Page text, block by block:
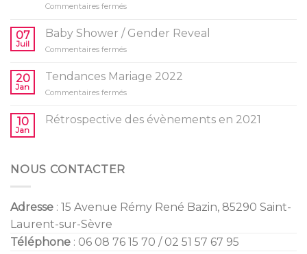
Commentaires ferméssur
idées
pour
de
07
Juil
Baby Shower / Gender Reveal
Commentaires ferméssur
Shower
Gender
20
Jan
Tendances Mariage 2022
Commentaires ferméssur
Mariage
10
Jan
Rétrospective des évènements en 2021
NOUS CONTACTER
Adresse : 15 Avenue Rémy René Bazin, 85290 Saint-
Laurent-sur-Sèvre
Téléphone : 06 08 76 15 70 / 02 51 57 67 95